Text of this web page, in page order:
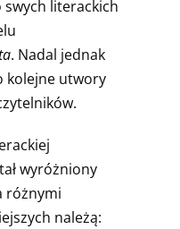
literackich
. Nadal jednak
kolejne utwory
wyróżniony
różnymi
należą: